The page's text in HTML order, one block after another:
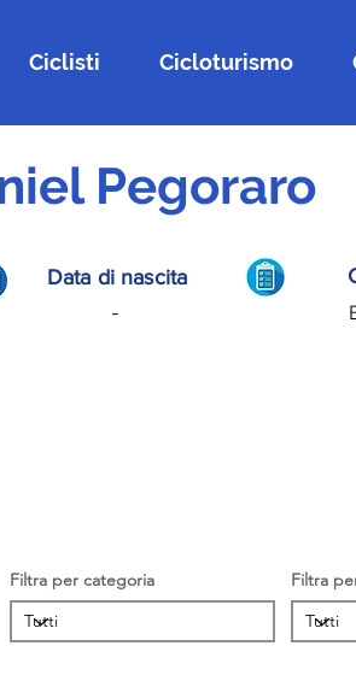
Ciclisti Cicloturismo
Pegoraro
Data di nascita
-
Filtra
Filtra per categoria